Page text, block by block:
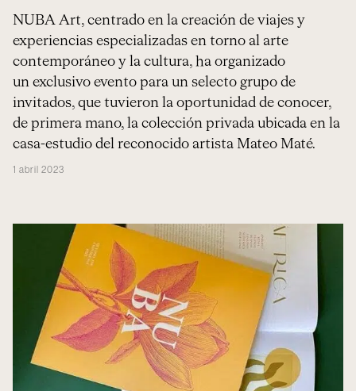
NUBA Art, centrado en la creación de viajes y
experiencias especializadas en torno al arte
contemporáneo y la cultura, ha organizado
un exclusivo evento para un selecto grupo de
invitados, que tuvieron la oportunidad de conocer,
de primera mano, la colección privada ubicada en la
casa-estudio del reconocido artista Mateo Maté.
1 abril 2023